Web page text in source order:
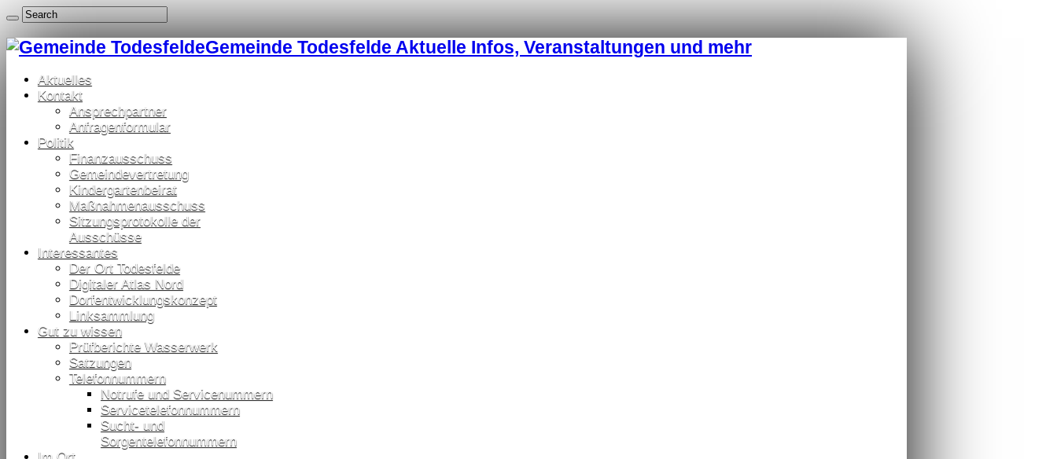
Gemeinde Todesfelde Aktuelle Infos, Veranstaltungen und mehr
Aktuelles
Kontakt
Ansprechpartner
Anfragenformular
Politik
Finanzausschuss
Gemeindevertretung
Kindergartenbeirat
Maßnahmenausschuss
Sitzungsprotokolle der
Ausschüsse
Interessantes
Der Ort Todesfelde
Digitaler Atlas Nord
Dorfentwicklungskonzept
Linksammlung
Gut zu wissen
Prüfberichte Wasserwerk
Satzungen
Telefonnummern
Notrufe und Servicenummern
Servicetelefonnummern
Sucht- und
Sorgentelefonnummern